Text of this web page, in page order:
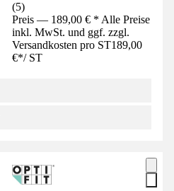
(5)
Preis — 189,00 € * Alle Preise
inkl. MwSt. und ggf. zzgl.
Versandkosten pro ST189,00
€*/ ST